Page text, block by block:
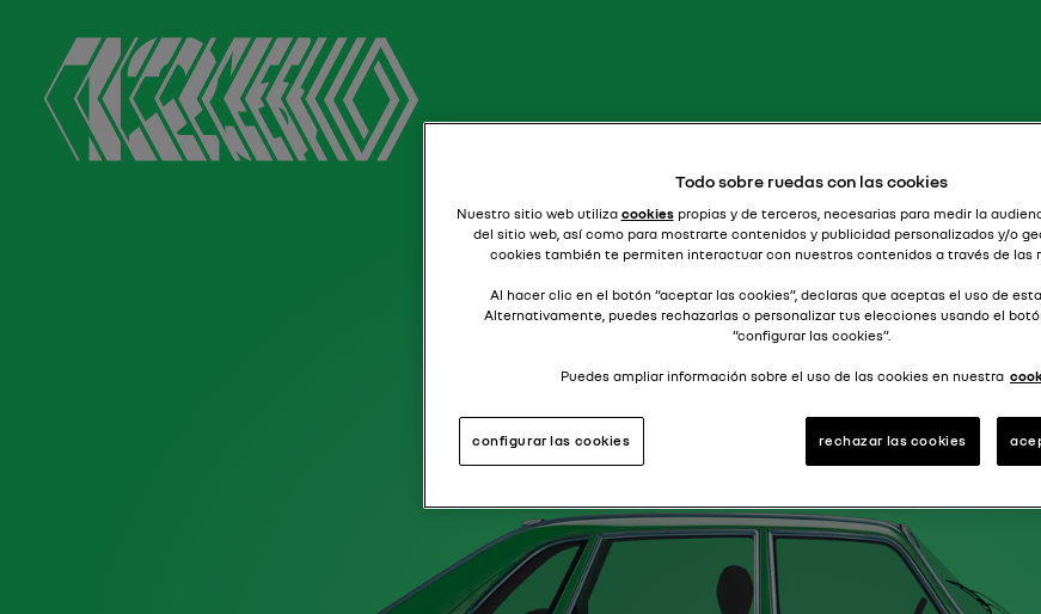
R16 TX
Todo sobre ruedas con las cookies
Nuestro sitio web utiliza cookiespropias y de terceros, necesarias para medir la
del sitio web, así como para mostrarte contenidos y publicidad personalizados y/o
cookies también te permiten interactuar con nuestros contenidos a través de las
Al hacer clic en el botón “aceptar las cookies”, declaras que aceptas el uso de
Alternativamente, puedes rechazarlas o personalizar tus elecciones usando el
“configurar las cookies”.
Puedes ampliar información sobre el uso de las cookies en nuestra
configurar las cookies rechazar las cookies